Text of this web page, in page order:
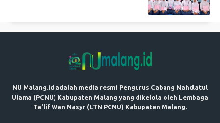
NU Malang.id adalah media resmi Pengurus Cabang Nahdlatul
Ulama (PCNU) Kabupaten Malang yang dikelola oleh Lembaga
Ta'lif Wan Nasyr (LTN PCNU) Kabupaten Malang.